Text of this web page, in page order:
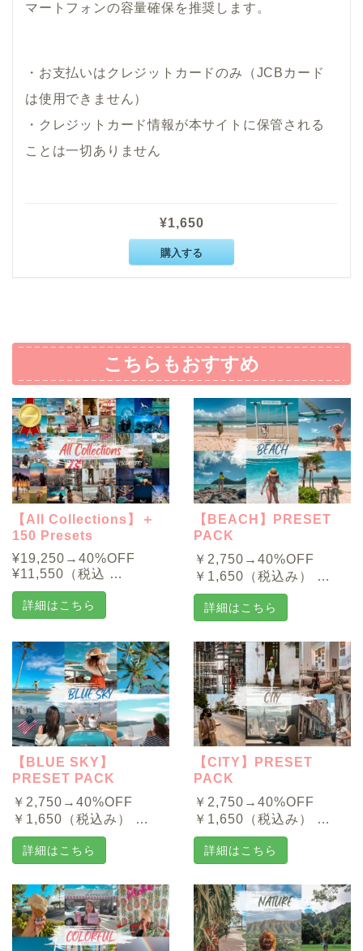
マートフォンの容量確保を推奨します。
・お支払いはクレジットカードのみ（JCBカード
は使用できません）
・クレジットカード情報が本サイトに保管される
ことは一切ありません
¥1,650
購入する
こちらもおすすめ
【All Collections】＋
150 Presets
¥19,250→40%OFF
¥11,550（税込 …
詳細はこちら
【BEACH】PRESET
PACK
￥2,750→40%OFF
￥1,650（税込み） …
詳細はこちら
【BLUE SKY】
PRESET PACK
￥2,750→40%OFF
￥1,650（税込み） …
詳細はこちら
【CITY】PRESET
PACK
￥2,750→40%OFF
￥1,650（税込み） …
詳細はこちら